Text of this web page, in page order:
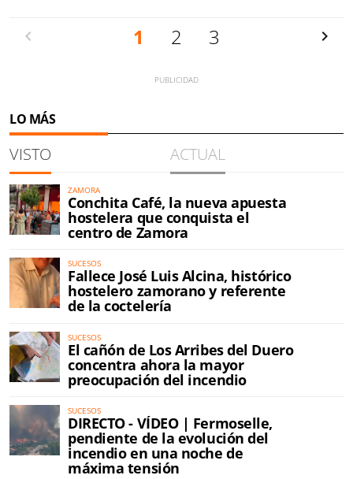
1 2 3
LO MÁS
VISTO ACTUAL
ZAMORA
Conchita Café, la nueva apuesta
hostelera que conquista el
centro de Zamora
SUCESOS
Fallece José Luis Alcina, histórico
hostelero zamorano y referente
de la coctelería
SUCESOS
El cañón de Los Arribes del Duero
concentra ahora la mayor
preocupación del incendio
SUCESOS
DIRECTO - VÍDEO | Fermoselle,
pendiente de la evolución del
incendio en una noche de
máxima tensión